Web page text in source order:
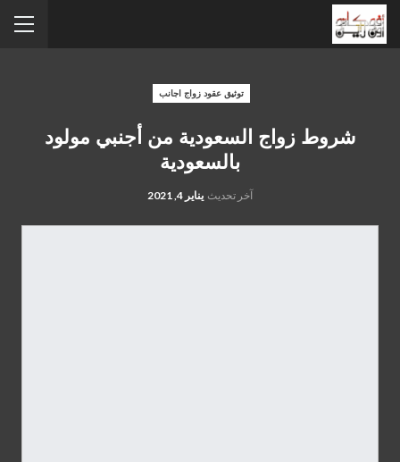
توثيق عقود زواج اجانب
شروط زواج السعودية من أجنبي مولود
بالسعودية
آخر تحديث يناير 4, 2021